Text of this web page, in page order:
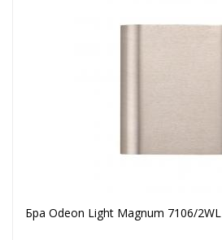
Бра Odeon Light Magnum 7106/2WL